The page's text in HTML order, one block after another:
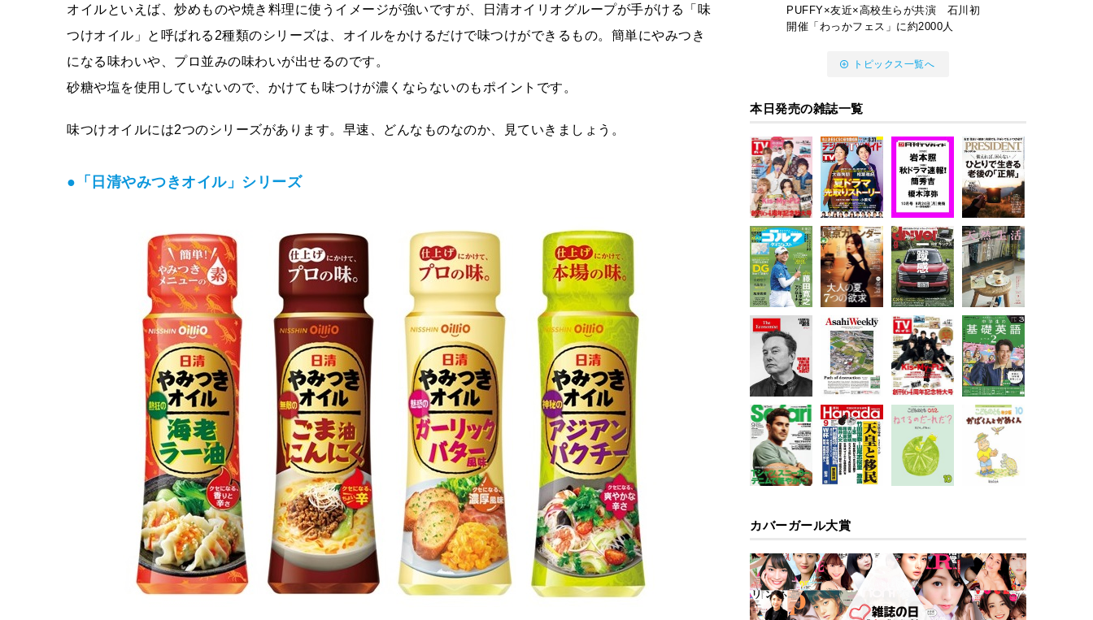
オイルといえば、炒めものや焼き料理に使うイメージが強いですが、日清オイリオグループが手がける「味
つけオイル」と呼ばれる2種類のシリーズは、オイルをかけるだけで味つけができるもの。簡単にやみつき
になる味わいや、プロ並みの味わいが出せるのです。
砂糖や塩を使用していないので、かけても味つけが濃くならないのもポイントです。
味つけオイルには2つのシリーズがあります。早速、どんなものなのか、見ていきましょう。
●「日清やみつきオイル」シリーズ
PUFFY×友近×高校生らが共演 石川初
開催「わっかフェス」に約2000人
トピックス一覧へ
本日発売の雑誌一覧
カバーガール大賞